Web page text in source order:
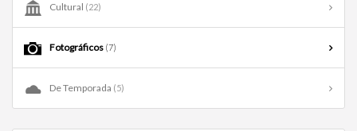
Cultural (22)
Fotográficos (7)
De Temporada (5)